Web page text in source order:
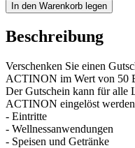
In den Warenkorb legen
Beschreibung
Verschenken Sie einen
ACTINON im Wert von 50
Der Gutschein kann für alle
ACTINON eingelöst
- Eintritte
- Wellnessanwendungen
- Speisen und Getränke